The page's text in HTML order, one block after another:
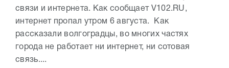
связи и интернета. Как сообщает V102.RU,
интернет пропал утром 6 августа. Как
рассказали волгоградцы, во многих частях
города не работает ни интернет, ни сотовая
связь....